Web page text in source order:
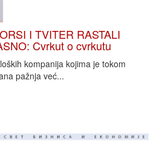
I TVITER RASTALI
Cvrkut o cvrkutu
kompanija kojima je tokom
pažnja već...